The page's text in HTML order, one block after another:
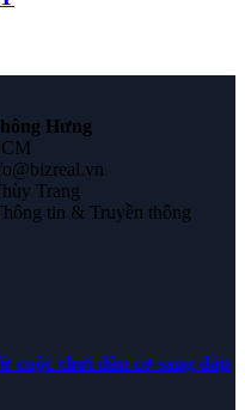
Hưng
Trang
tin & Truyền thông
cuộc chơi đầu cơ sang đáp